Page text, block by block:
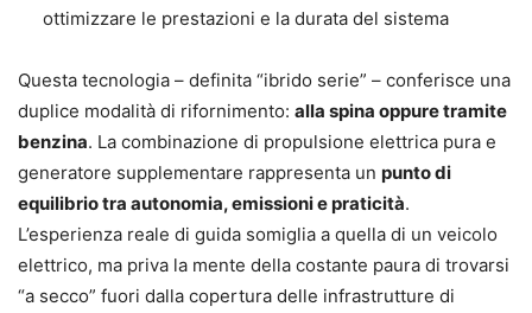
ottimizzare le prestazioni e la durata del sistema
Questa tecnologia – definita “ibrido serie” – conferisce una
duplice modalità di rifornimento: alla spina oppure tramite
benzina. La combinazione di propulsione elettrica pura e
generatore supplementare rappresenta un punto di
equilibrio tra autonomia, emissioni e praticità.
L’esperienza reale di guida somiglia a quella di un veicolo
elettrico, ma priva la mente della costante paura di trovarsi
“a secco” fuori dalla copertura delle infrastrutture di